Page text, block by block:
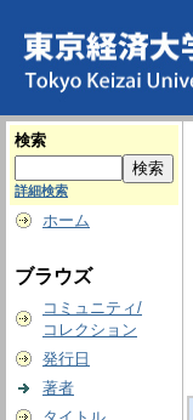
検索
詳細検索
ホーム
ブラウズ
コミュニティ/
コレクション
発行日
著者